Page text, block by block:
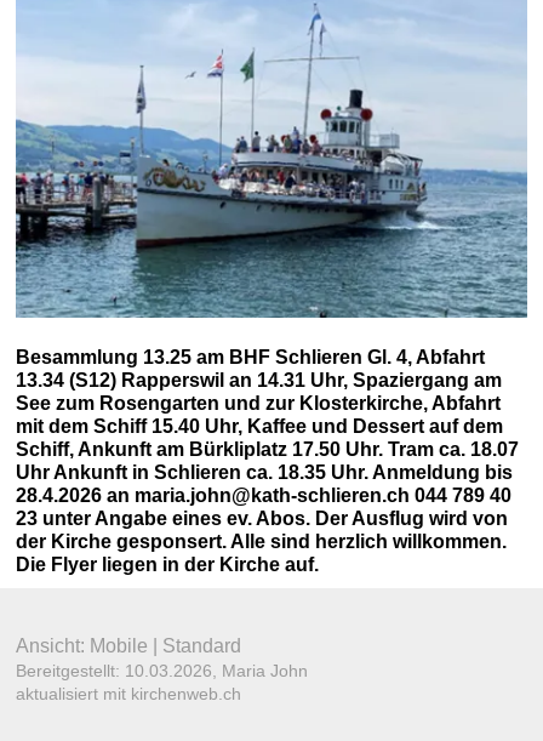
Besammlung 13.25 am BHF Schlieren Gl. 4, Abfahrt
13.34 (S12) Rapperswil an 14.31 Uhr, Spaziergang am
See zum Rosengarten und zur Klosterkirche, Abfahrt
mit dem Schiff 15.40 Uhr, Kaffee und Dessert auf dem
Schiff, Ankunft am Bürkliplatz 17.50 Uhr. Tram ca. 18.07
Uhr Ankunft in Schlieren ca. 18.35 Uhr. Anmeldung bis
28.4.2026 an maria.john@kath-schlieren.ch 044 789 40
23 unter Angabe eines ev. Abos. Der Ausflug wird von
der Kirche gesponsert. Alle sind herzlich willkommen.
Die Flyer liegen in der Kirche auf.
Ansicht: Mobile Standard
Bereitgestellt: 10.03.2026, Maria John
aktualisiert mit kirchenweb.ch